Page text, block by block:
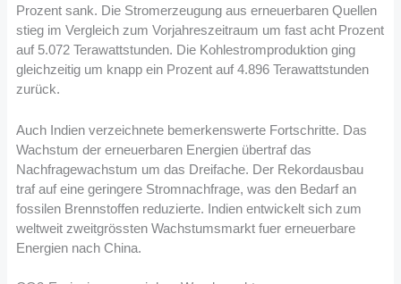
Prozent sank. Die Stromerzeugung aus erneuerbaren Quellen
stieg im Vergleich zum Vorjahreszeitraum um fast acht Prozent
auf 5.072 Terawattstunden. Die Kohlestromproduktion ging
gleichzeitig um knapp ein Prozent auf 4.896 Terawattstunden
zurück.
Auch Indien verzeichnete bemerkenswerte Fortschritte. Das
Wachstum der erneuerbaren Energien übertraf das
Nachfragewachstum um das Dreifache. Der Rekordausbau
traf auf eine geringere Stromnachfrage, was den Bedarf an
fossilen Brennstoffen reduzierte. Indien entwickelt sich zum
weltweit zweitgrössten Wachstumsmarkt fuer erneuerbare
Energien nach China.